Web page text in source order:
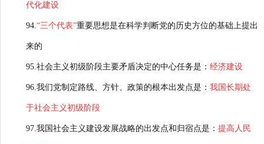
代化建设
94.“三个代表”重要思想是在科学判断党的历史方位的基础上提出
来的
95.社会主义初级阶段主要矛盾决定的中心任务是： 经济建设
96.我们党制定路线、方针、政策的根本出发点是： 我国长期处
于社会主义初级阶段
97.我国社会主义建设发展战略的出发点和归宿点是： 提高人民